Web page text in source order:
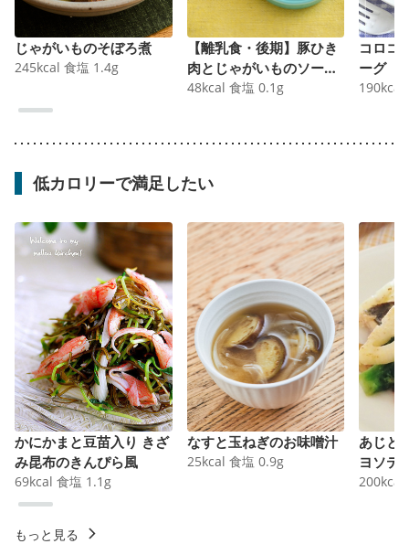
じゃがいものそぼろ煮
245kcal 食塩 1.4g
【離乳食・後期】豚ひき
肉とじゃがいものソーセ
ージ
48kcal 食塩 0.1 g
コロコ
ーグ
190kcal
低カロリーで満足したい
かにかまと豆苗入り きざ
み昆布のきんぴら風
69kcal 食塩 1.1 g
なすと玉ねぎのお味噌汁
25kcal 食塩 0.9g
あじと
ヨソテ
200kcal
もっと見る